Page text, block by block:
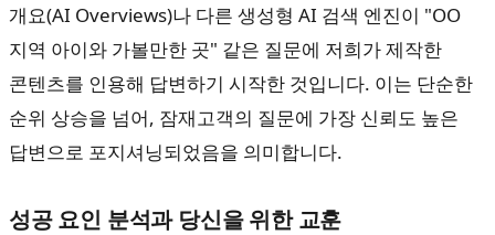
개요(AI Overviews)나 다른 생성형 AI 검색 엔진이 "OO
지역 아이와 가볼만한 곳" 같은 질문에 저희가 제작한
콘텐츠를 인용해 답변하기 시작한 것입니다. 이는 단순한
순위 상승을 넘어, 잠재고객의 질문에 가장 신뢰도 높은
답변으로 포지셔닝되었음을 의미합니다.
성공 요인 분석과 당신을 위한 교훈